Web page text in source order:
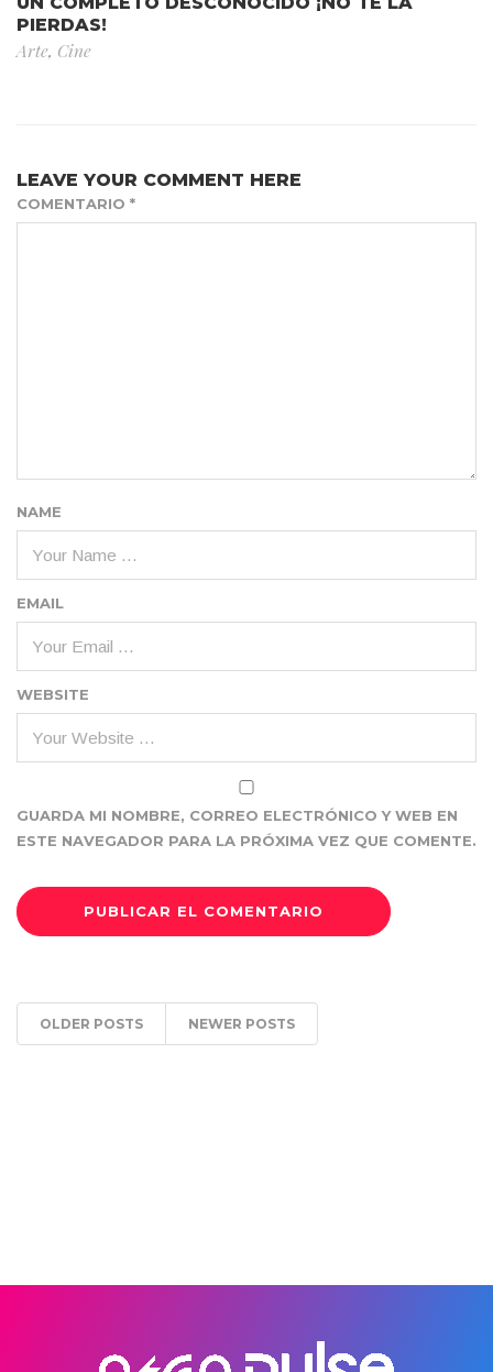
PIERDAS!
Arte, Cine
LEAVE YOUR COMMENT HERE
COMENTARIO *
NAME
EMAIL
WEBSITE
GUARDA MI NOMBRE, CORREO ELECTRÓNICO Y WEB EN
ESTE NAVEGADOR PARA LA PRÓXIMA VEZ QUE COMENTE.
OLDER POSTS NEWER POSTS